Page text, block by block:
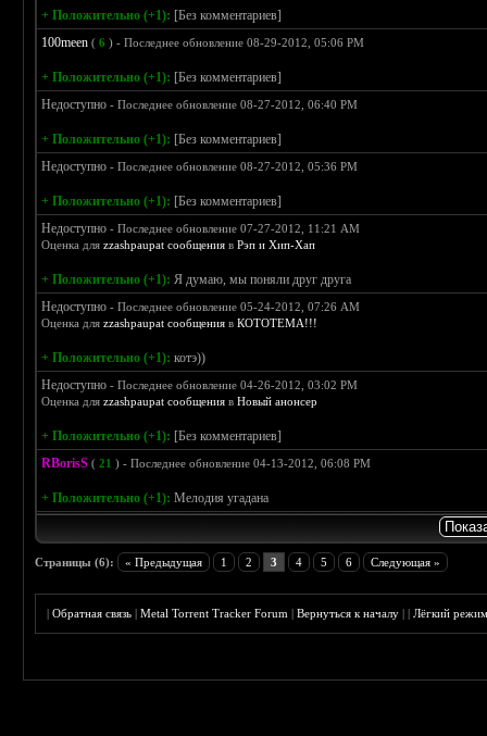
+ Положительно (+1): [Без комментариев]
100meen ( 6 ) - Последнее обновление 08-29-2012, 05:06 PM
+ Положительно (+1): [Без комментариев]
Недоступно- Последнее обновление 08-27-2012, 06:40 PM
+ Положительно (+1): [Без комментариев]
Недоступно- Последнее обновление 08-27-2012, 05:36 PM
+ Положительно (+1): [Без комментариев]
Недоступно- Последнее обновление 07-27-2012, 11:21 AM
Оценка дляzzashpaupat сообщения вРэп и Хип-Хап
+ Положительно (+1): Я думаю, мы поняли друг друга
Недоступно- Последнее обновление 05-24-2012, 07:26 AM
Оценка дляzzashpaupat сообщения вКОТОТЕМА!!!
+ Положительно (+1): котэ))
Недоступно- Последнее обновление 04-26-2012, 03:02 PM
Оценка дляzzashpaupat сообщения вНовый анонсер
+ Положительно (+1): [Без комментариев]
RBorisS ( 21 ) - Последнее обновление 04-13-2012, 06:08 PM
+ Положительно (+1): Мелодия угадана
Страницы (6): « Предыдущая 1 2 3 4 5 6 Следующая »
|Обратная связь |Metal Torrent Tracker Forum |Вернуться к началу ||Лёгкий